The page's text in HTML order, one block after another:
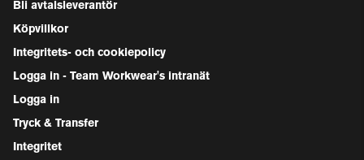
Bli avtalsleverantör
Köpvillkor
Integritets- och cookiepolicy
Logga in - Team Workwear's intranät
Logga in
Tryck & Transfer
Integritet